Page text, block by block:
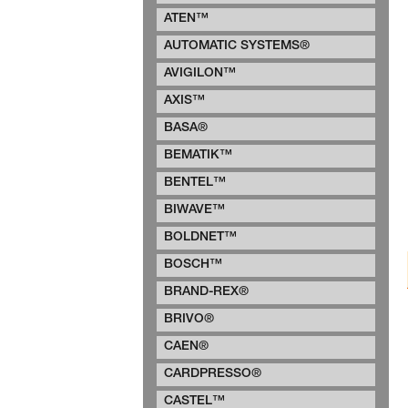
ATEN™
AUTOMATIC SYSTEMS®
AVIGILON™
AXIS™
BASA®
BEMATIK™
BENTEL™
BIWAVE™
BOLDNET™
BOSCH™
BRAND-REX®
BRIVO®
CAEN®
CARDPRESSO®
CASTEL™